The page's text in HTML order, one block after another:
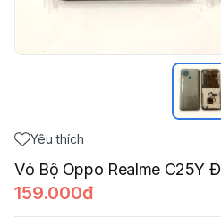
Yêu thích
Vỏ Bộ Oppo Realme C25Y
159.000đ